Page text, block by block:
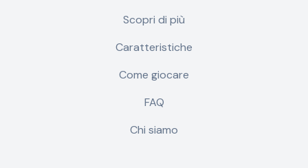
Scopri di più
Caratteristiche
Come giocare
FAQ
Chi siamo